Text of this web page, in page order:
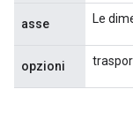
asse Le
opzioni